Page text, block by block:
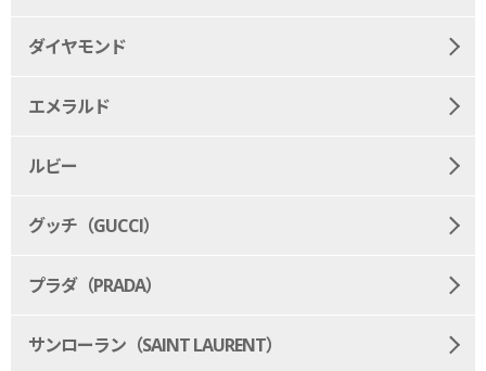
ダイヤモンド
エメラルド
ルビー
グッチ（GUCCI）
プラダ（PRADA）
サンローラン（SAINT LAURENT）